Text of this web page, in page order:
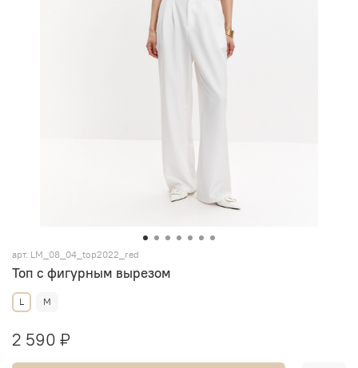
арт. LM_08_04_top2022_red
Топ с фигурным вырезом
L M
2 590 ₽